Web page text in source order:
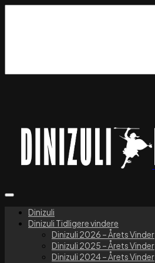
Dinizuli
Dinizuli Tidligere vindere
Dinizuli 2026 – Årets Vinder
Dinizuli 2025 – Årets Vinder
Dinizuli 2024 – Årets Vinder